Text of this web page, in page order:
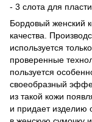
- 3 слота для
Бордовый женский
качества.
используется
проверенные
пользуется
своеобразный
из такой кожи
и придает изделию